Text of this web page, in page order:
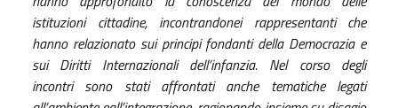
istituzioni cittadine, incontrandonei rappresentantiche
hanno relazionato sui principi fondanti della Democrazia e
sui Diritti Internazionali dell’infanzia. Nel corso degli
incontri sono stati affrontati anche tematiche legati